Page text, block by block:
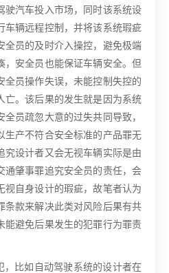
驶汽车投入市场，同时该系统设
车辆远程控制，并将该系统瑕疵
全员的及时介入操控，避免极端
，安全员也能保证车辆安全。但
全员操作失误，未能控制失控的
亡。该后果的发生就是因为系统
员疏忽大意的过失共同导致，
生产不符合安全标准的产品罪无
究设计者又会无视车辆实际是由
通肇事罪追究安全员的责任，会
视自身设计的瑕疵，故笔者认为
条款来解决此类对风险后果有共
能避免后果发生的犯罪行为罪责
，比如自动驾驶系统的设计者在